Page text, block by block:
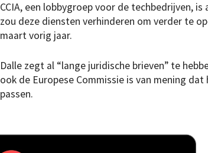
CCIA, een lobbygroep voor de techbedrijven,
zou deze diensten verhinderen om verder te
maart vorig jaar.
Dalle zegt al “lange juridische brieven” te
ook de Europese Commissie is van mening
passen.